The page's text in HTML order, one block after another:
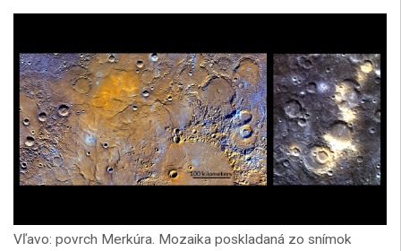
Vľavo: povrch Merkúra. Mozaika poskladaná zo snímok